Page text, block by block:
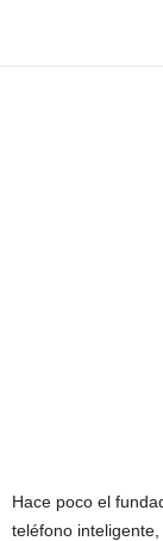
Hace poco el
teléfono inteligente,